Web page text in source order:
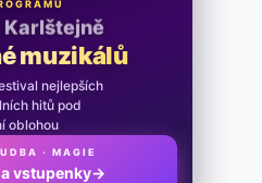
Karlštejně
muzikálů
nejlepších
hitů pod
oblohou
· MAGIE
vstupenky →